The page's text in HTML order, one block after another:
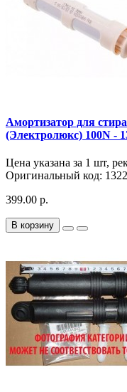
Амортизатор для
(Электролюкс) 100N -
Цена указана за 1 шт,
Оригинальный код:
399.00 р.
В корзину